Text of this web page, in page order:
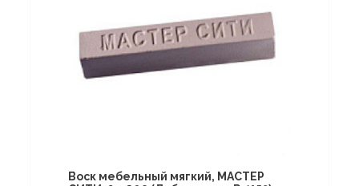
Воск мебельный мягкий, МАСТЕР